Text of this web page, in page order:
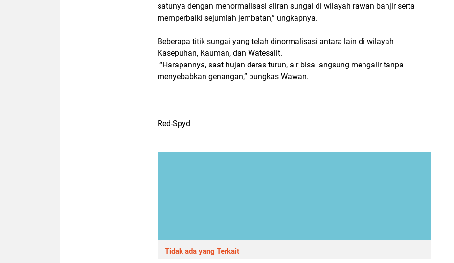
satunya dengan menormalisasi aliran sungai di wilayah rawan banjir serta
memperbaiki sejumlah jembatan,” ungkapnya.
Beberapa titik sungai yang telah dinormalisasi antara lain di wilayah
Kasepuhan, Kauman, dan Watesalit.
“Harapannya, saat hujan deras turun, air bisa langsung mengalir tanpa
menyebabkan genangan,” pungkas Wawan.
Red-Spyd
Tidak ada yang Terkait